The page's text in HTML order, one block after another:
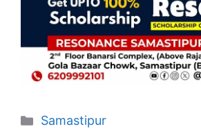
Categories
Samastipur